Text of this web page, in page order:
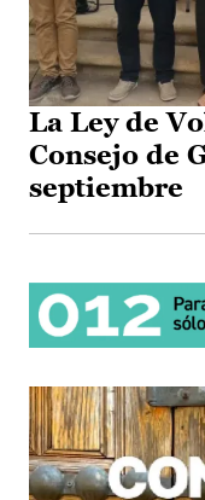
La Ley de
Consejo de
septiembre